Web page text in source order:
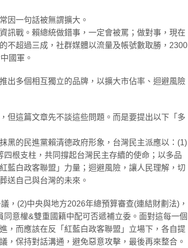
因一句話被無謂擴大。
訊戰。賴總統做錯事，一定會被罵；做對事，現在
不超過三成，社群媒體以流量及帳號數取勝，2300
國軍。
出多個相互獨立的品牌，以擴大市佔率、迴避風險
但這篇文章先不談這些問題。而是要提出以下「多
黑的民進黨賴清德政府形象，台灣民主派應以：(1)
根支柱，共同撐起台灣民主存續的使命；以多品
藍白政客聯盟」力量；迴避風險，讓人民理解，切
送自己與台灣的未來。
，(2)中央與地方2026年總預算審查(連結財劃法)，
意權&雙重國籍中配可否遞補立委。面對這每一個
，而應該在反「紅藍白政客聯盟」立場下，各自提
，保持對話溝通，避免惡意攻擊，最後再來整合。